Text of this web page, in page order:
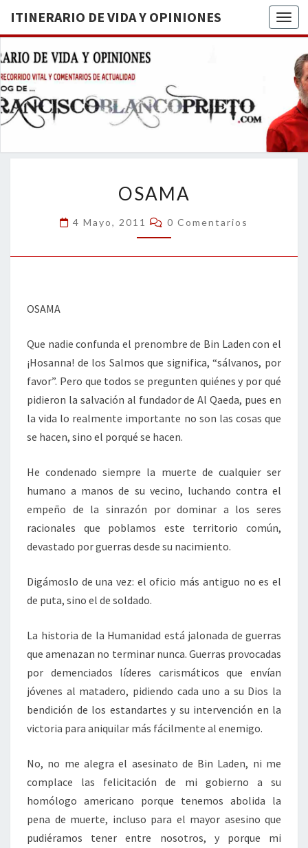
ITINERARIO DE VIDA Y OPINIONES
DE
BREVE
RECORRIDO
VITAL Y
ACTUALIDAD
OSAMA
4 Mayo, 2011 Comentarios
0 Comentarios
OSAMA
Que nadie confunda el prenombre de Bin Laden con el
¡Hosanna! de los Salmos que significa, “sálvanos, por
favor”. Pero que todos se pregunten quiénes y por qué
pidieron la salvación al fundador de Al Qaeda, pues en
la vida lo realmente importante no son las cosas que
se hacen, sino el porqué se hacen.
He condenado siempre la muerte de cualquier ser
humano a manos de su vecino, luchando contra el
empeño de la sinrazón por dominar a los seres
racionales que poblamos este territorio común,
devastado por guerras desde su nacimiento.
Digámoslo de una vez: el oficio más antiguo no es el
de puta, sino el de soldado.
La historia de la Humanidad está jalonada de guerras
que amenazan no terminar nunca. Guerras provocadas
por demenciados líderes carismáticos que envían
jóvenes al matadero, pidiendo cada uno a su Dios la
bendición de los estandartes y su intervención en la
victoria para aniquilar más fácilmente al enemigo.
No, no me alegra el asesinato de Bin Laden, ni me
complace las felicitación de mi gobierno a su
homólogo americano porque tenemos abolida la
pena de muerte, incluso para el mayor asesino que
pudiéramos tener entre nosotros, y porque mi